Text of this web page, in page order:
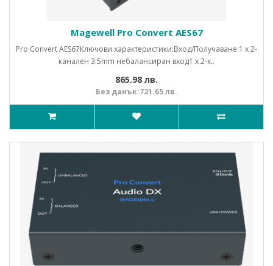
Magewell Pro Convert AES67
Pro Convert AES67Ключови характеристики:Вход/Получаване:1 x 2-
канален 3.5mm небалансиран вход1 x 2-к..
865.98 лв.
Без данък:721.65 лв.